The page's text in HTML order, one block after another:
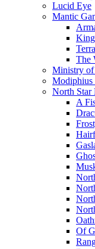
Lucid Eye
Mantic
The
Ministry of
Modiphius
North Star
A
Of